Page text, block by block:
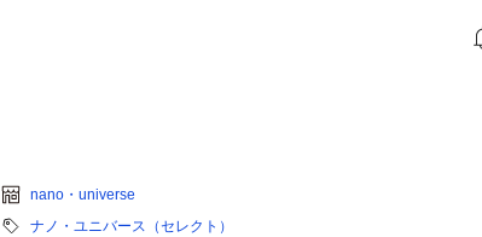
nano・universe
ナノ・ユニバース（セレクト）